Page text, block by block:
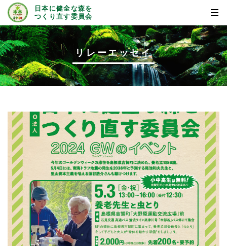
日本に健全な森を
つくり直す委員会
リレーエッセイ